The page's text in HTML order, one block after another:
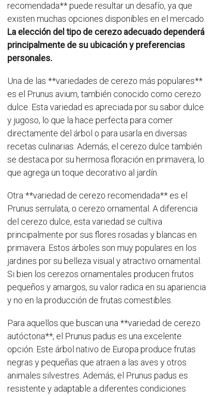
recomendada** puede resultar un desafío, ya que
existen muchas opciones disponibles en el mercado.
La elección del tipo de cerezo adecuado dependerá
principalmente de su ubicación y preferencias
personales.
Una de las **variedades de cerezo más populares**
es el Prunus avium, también conocido como cerezo
dulce. Esta variedad es apreciada por su sabor dulce
y jugoso, lo que la hace perfecta para comer
directamente del árbol o para usarla en diversas
recetas culinarias. Además, el cerezo dulce también
se destaca por su hermosa floración en primavera, lo
que agrega un toque decorativo al jardín.
Otra **variedad de cerezo recomendada** es el
Prunus serrulata, o cerezo ornamental. A diferencia
del cerezo dulce, esta variedad se cultiva
principalmente por sus flores rosadas y blancas en
primavera. Estos árboles son muy populares en los
jardines por su belleza visual y atractivo ornamental.
Si bien los cerezos ornamentales producen frutos
pequeños y amargos, su valor radica en su apariencia
y no en la producción de frutas comestibles.
Para aquellos que buscan una **variedad de cerezo
autóctona**, el Prunus padus es una excelente
opción. Este árbol nativo de Europa produce frutas
negras y pequeñas que atraen a las aves y otros
animales silvestres. Además, el Prunus padus es
resistente y adaptable a diferentes condiciones